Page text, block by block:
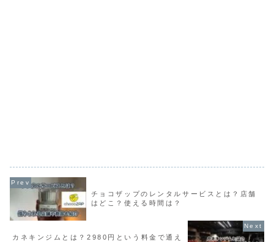
チョコザップのレンタルサービスとは？店舗
はどこ？使える時間は？
カネキンジムとは？2980円という料金で通え